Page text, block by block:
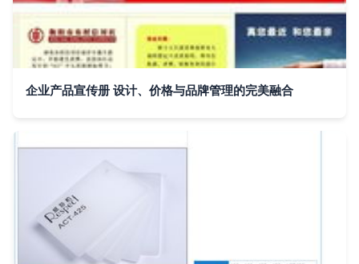
企业产品宣传册 设计、价格与品牌管理的完美融合